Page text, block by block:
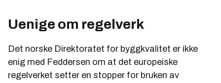
Uenige om regelverk
Det norske Direktoratet for byggkvalitet er ikke
enig med Feddersen om at det europeiske
regelverket setter en stopper for bruken av